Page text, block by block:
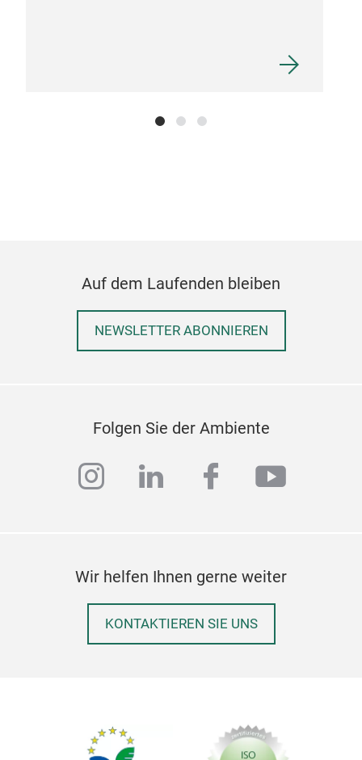
Auf dem Laufenden bleiben
NEWSLETTER ABONNIEREN
Folgen Sie der Ambiente
instagram
linkedinfacebook
Wir helfen Ihnen gerne weiter
KONTAKTIEREN SIE UNS